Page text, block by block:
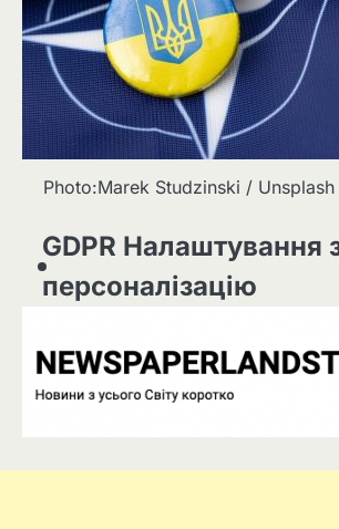
Photo:Marek Studzinski / Unsplash
GDPR Налаштування
персоналізацію